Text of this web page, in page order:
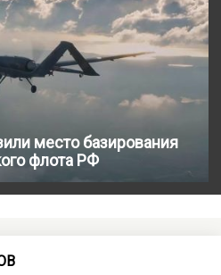
место базирования
флота РФ